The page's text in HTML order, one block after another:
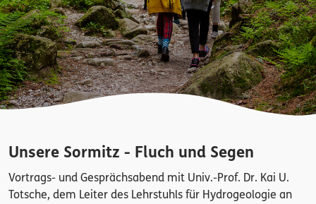
Unsere Sormitz - Fluch und Segen
Vortrags- und Gesprächsabend mit Univ.-Prof. Dr. Kai U.
Totsche, dem Leiter des Lehrstuhls für Hydrogeologie an